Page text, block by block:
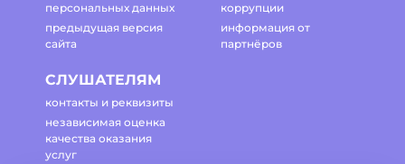
персональных данных
предыдущая версия
сайта
коррупции
информация от
партнёров
СЛУШАТЕЛЯМ
контакты и реквизиты
независимая оценка
качества оказания
услуг